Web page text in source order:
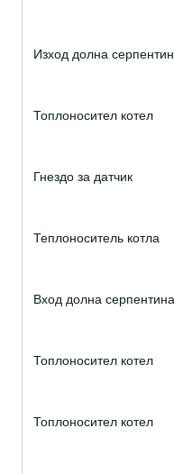
Изход долна
Топлоносител котел
Гнездо за датчик
Теплоноситель котла
Вход долна
Топлоносител котел
Топлоносител котел